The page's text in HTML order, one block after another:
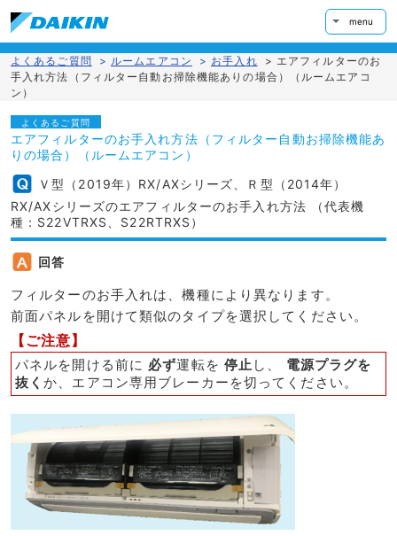
menu
よくあるご質問 > ルームエアコン > お手入れ > エアフィルターのお
手入れ方法（フィルター自動お掃除機能ありの場合）（ルームエアコ
ン）
よくあるご質問
エアフィルターのお手入れ方法（フィルター自動お掃除機能あ
りの場合）（ルームエアコン）
Ｖ型（2019年）RX/AXシリーズ、Ｒ型（2014年）
RX/AXシリーズのエアフィルターのお手入れ方法 （代表機
種：S22VTRXS、S22RTRXS）
回答
フィルターのお手入れは、機種により異なります。
前面パネルを開けて類似のタイプを選択してください。
【ご注意】
パネルを開ける前に 必ず運転を 停止 し、 電源プラグを
抜くか、エアコン専用ブレーカーを切ってください。